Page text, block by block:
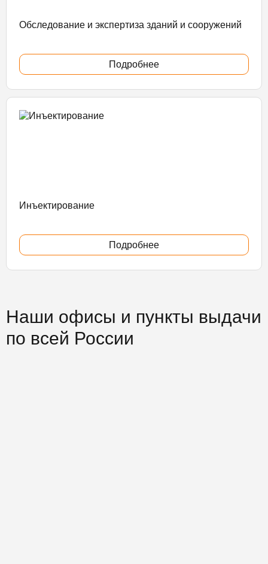
Обследование и экспертиза зданий и сооружений
Подробнее
Инъектирование
Подробнее
Наши офисы и пункты выдачи
по всей России